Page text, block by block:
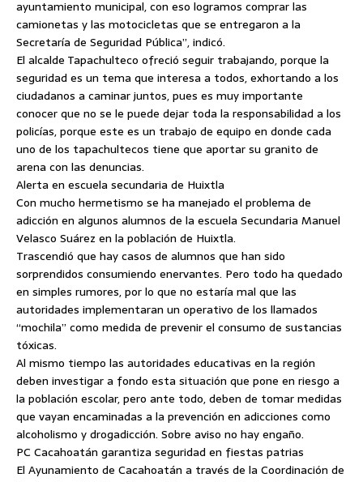
ayuntamiento municipal, con eso logramos comprar las
camionetas y las motocicletas que se entregaron a la
Secretaría de Seguridad Pública”, indicó.
El alcalde Tapachulteco ofreció seguir trabajando, porque la
seguridad es un tema que interesa a todos, exhortando a los
ciudadanos a caminar juntos, pues es muy importante
conocer que no se le puede dejar toda la responsabilidad a los
policías, porque este es un trabajo de equipo en donde cada
uno de los tapachultecos tiene que aportar su granito de
arena con las denuncias.
Alerta en escuela secundaria de Huixtla
Con mucho hermetismo se ha manejado el problema de
adicción en algunos alumnos de la escuela Secundaria Manuel
Velasco Suárez en la población de Huixtla.
Trascendió que hay casos de alumnos que han sido
sorprendidos consumiendo enervantes. Pero todo ha quedado
en simples rumores, por lo que no estaría mal que las
autoridades implementaran un operativo de los llamados
“mochila” como medida de prevenir el consumo de sustancias
tóxicas.
Al mismo tiempo las autoridades educativas en la región
deben investigar a fondo esta situación que pone en riesgo a
la población escolar, pero ante todo, deben de tomar medidas
que vayan encaminadas a la prevención en adicciones como
alcoholismo y drogadicción. Sobre aviso no hay engaño.
PC Cacahoatán garantiza seguridad en fiestas patrias
El Ayunamiento de Cacahoatán a través de la Coordinación de